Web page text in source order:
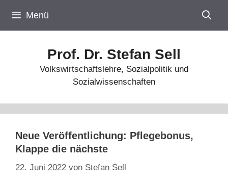
Inhalt
springen
Menü
Prof. Dr. Stefan Sell
Volkswirtschaftslehre, Sozialpolitik und
Sozialwissenschaften
Neue Veröffentlichung: Pflegebonus,
Klappe die nächste
22. Juni 2022 von Stefan Sell